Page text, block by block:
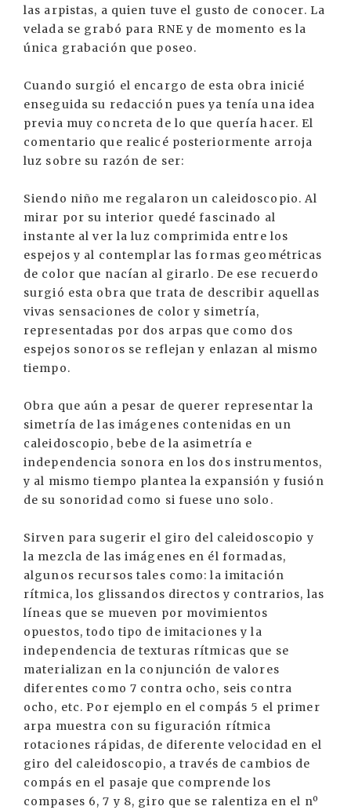
las arpistas, a quien tuve el gusto de conocer. La
velada se grabó para RNE y de momento es la
única grabación que poseo.
Cuando surgió el encargo de esta obra inicié
enseguida su redacción pues ya tenía una idea
previa muy concreta de lo que quería hacer. El
comentario que realicé posteriormente arroja
luz sobre su razón de ser:
Siendo niño me regalaron un caleidoscopio. Al
mirar por su interior quedé fascinado al
instante al ver la luz comprimida entre los
espejos y al contemplar las formas geométricas
de color que nacían al girarlo. De ese recuerdo
surgió esta obra que trata de describir aquellas
vivas sensaciones de color y simetría,
representadas por dos arpas que como dos
espejos sonoros se reflejan y enlazan al mismo
tiempo.
Obra que aún a pesar de querer representar la
simetría de las imágenes contenidas en un
caleidoscopio, bebe de la asimetría e
independencia sonora en los dos instrumentos,
y al mismo tiempo plantea la expansión y fusión
de su sonoridad como si fuese uno solo.
Sirven para sugerir el giro del caleidoscopio y
la mezcla de las imágenes en él formadas,
algunos recursos tales como: la imitación
rítmica, los glissandos directos y contrarios, las
líneas que se mueven por movimientos
opuestos, todo tipo de imitaciones y la
independencia de texturas rítmicas que se
materializan en la conjunción de valores
diferentes como 7 contra ocho, seis contra
ocho, etc. Por ejemplo en el compás 5 el primer
arpa muestra con su figuración rítmica
rotaciones rápidas, de diferente velocidad en el
giro del caleidoscopio, a través de cambios de
compás en el pasaje que comprende los
compases 6, 7 y 8, giro que se ralentiza en el nº